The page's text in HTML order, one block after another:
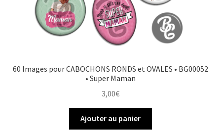
60 Images pour CABOCHONS RONDS et OVALES • BG00052
• Super Maman
3,00€
Ajouter au panier